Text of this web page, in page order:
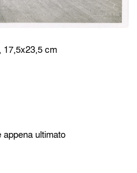
17,5x23,5 cm
ultimato